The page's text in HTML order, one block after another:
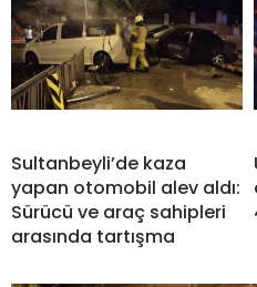
Sultanbeyli’de kaza
yapan otomobil alev aldı:
Sürücü ve araç sahipleri
arasında tartışma